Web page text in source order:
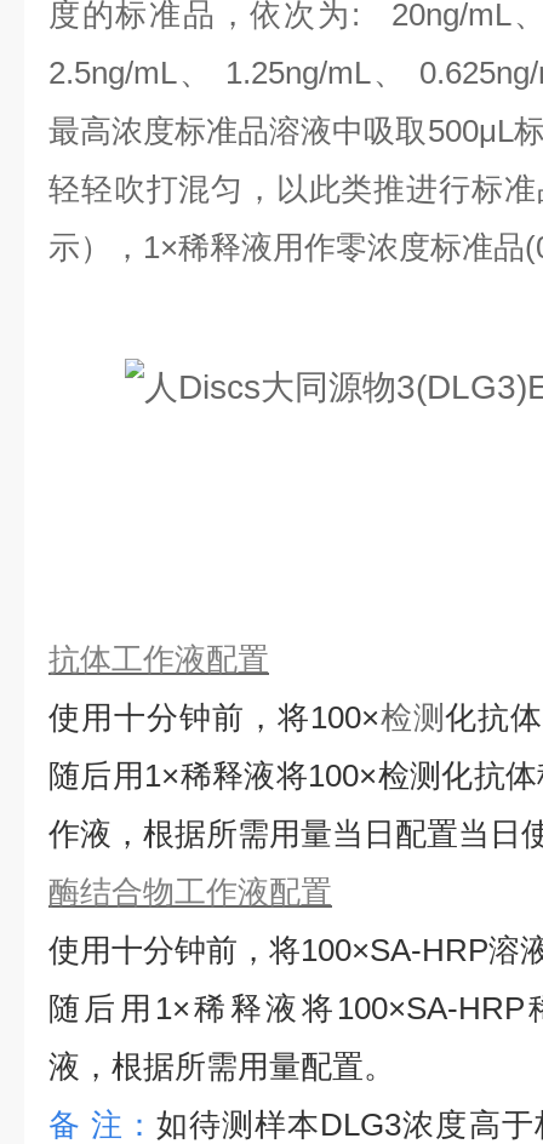
度的标准品，依次为: 20ng/mL
2.5ng/mL、 1.25ng/mL、
最高浓度标准品溶液中吸取500μL
轻轻吹打混匀，以此类推进行标
示），1×稀释液用作零浓度标准品
抗体工作液配置
使用十分钟前，将100×检测化抗
随后用1×稀释液将100×检测化抗
作液，根据所需用量当日配置当日
酶结合物工作液配置
使用十分钟前，将100×SA-HRP溶
随后用1×稀释液将100×SA-HRP
液，根据所需用量配置。
备 注：如待测样本DLG3浓度高于